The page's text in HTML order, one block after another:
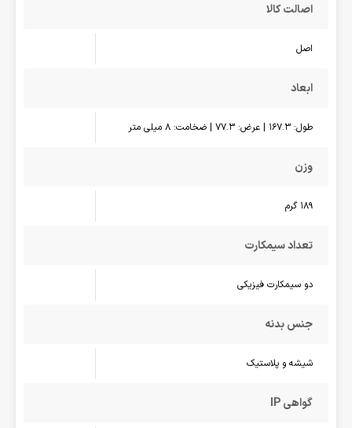
اصالت کالا
اصل
ابعاد
طول: 167.3 | عرض: 77.3 | ضخامت: 8 میلی متر
وزن
189 گرم
تعداد سیمکارت
دو سیمکارت فیزیکی
جنس بدنه
شیشه و پلاستیک
گواهی IP